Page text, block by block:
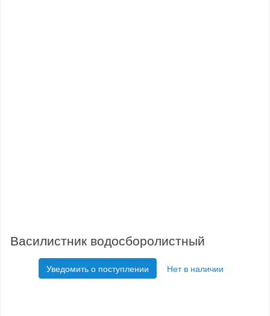
Василистник водосборолистный
Уведомить о поступлении Нет в наличии